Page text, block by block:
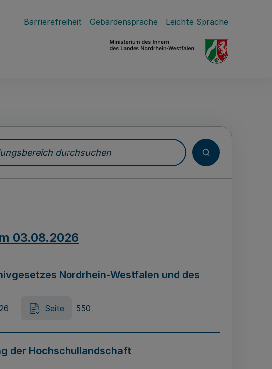
Barrierefreiheit Gebärdensprache Leichte Sprache
durchsuchen
03.08.2026
Nordrhein-Westfalen und des
Seite 550
der Hochschullandschaft